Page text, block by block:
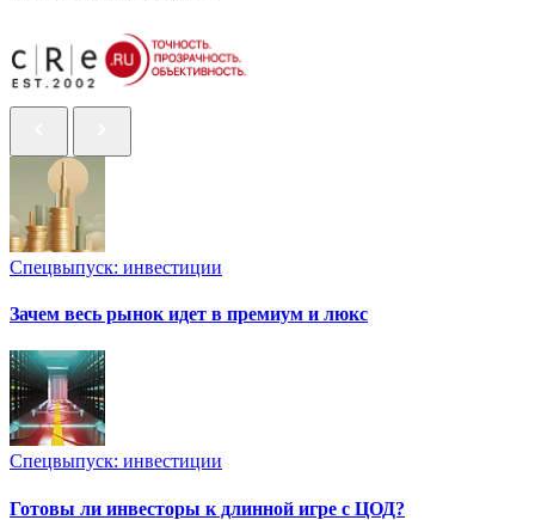
Спецвыпуск: инвестиции
Зачем весь рынок идет в премиум и люкс
Спецвыпуск: инвестиции
Готовы ли инвесторы к длинной игре с ЦОД?